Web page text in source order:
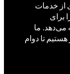
از خدمات
برای
می‌دهد. ما
هستیم تا دوام